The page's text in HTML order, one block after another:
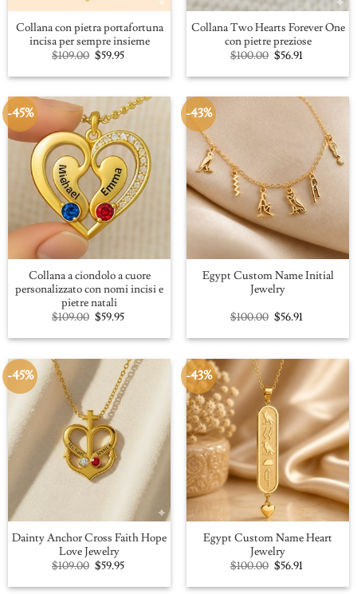
Collana con pietra portafortuna
incisa per sempre insieme
$109.00 Original
price
was:
$59.95Current
is:
Collana Two Hearts Forever One
con pietre preziose
$100.00 Original
price
was:
$56.91Current
is:
-45%
Collana a ciondolo a cuore
personalizzato con nomi incisi e
pietre natali
$109.00 Original
price
was:
$59.95Current
is:
-43%
Egypt Custom Name Initial
Jewelry
$100.00 Original
price
was:
$56.91Current
is:
-45%
Dainty Anchor Cross Faith Hope
Love Jewelry
$109.00 Original
price
was:
$59.95Current
is:
-43%
Egypt Custom Name Heart
Jewelry
$100.00 Original
price
was:
$56.91Current
is: